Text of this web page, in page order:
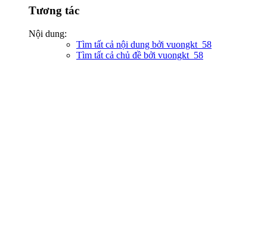
Tương tác
Nội dung:
Tìm tất cả nội dung bởi vuongkt_58
Tìm tất cả chủ đề bởi vuongkt_58